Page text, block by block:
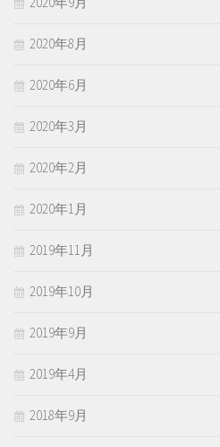
2020年8月
2020年6月
2020年3月
2020年2月
2020年1月
2019年11月
2019年10月
2019年9月
2019年4月
2018年9月